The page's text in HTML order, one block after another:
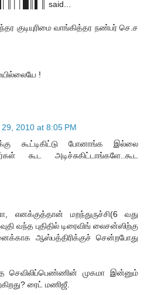
said...
குடியுரிமை வாங்கித்தர நண்பர் செ.ச
!
29, 2010 at 8:05 PM
கூட்டிகிட்டு போனாங்க இல்லை
கூட அடிச்சுகிட்டாங்களே..கூட
எனக்குத்தான் மறந்துருச்சி(6 வது
வந்த புதிதில் டிரைவிங் லைசன்ஸிற்கு
ஆஸ்பத்திரிக்குச் சென்றபோது
முகமா இன்னும்
ரைட் மணிஜீ.